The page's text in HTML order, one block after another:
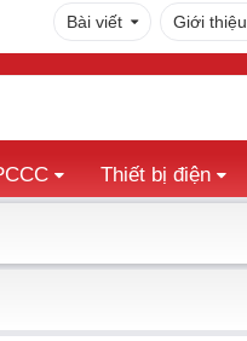
Bài viết Giới thiệu
Thiết bị điện